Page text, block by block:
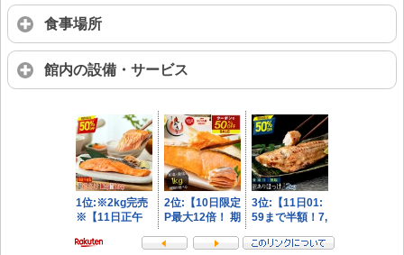
食事場所
館内の設備・サービス